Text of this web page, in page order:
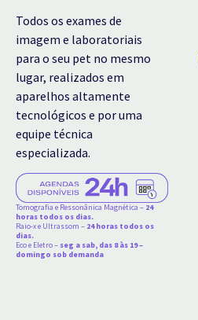
Todos os exames de
imagem e laboratoriais
para o seu pet no mesmo
lugar, realizados em
aparelhos altamente
tecnológicos e por uma
equipe técnica
especializada.
Tomografia e Ressonânica Magnética – 24
horas todos os dias.
Raio-x e Ultrassom – 24 horas todos os
dias.
Eco e Eletro – seg a sab, das 8 às 19 –
domingo sob demanda